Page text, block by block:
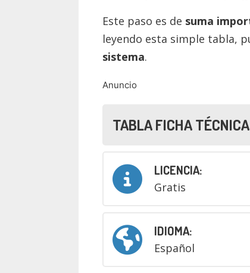
Este paso es de suma
leyendo esta simple tabla,
sistema.
Anuncio
TABLA FICHA
LICENCIA:
Gratis
IDIOMA:
Español